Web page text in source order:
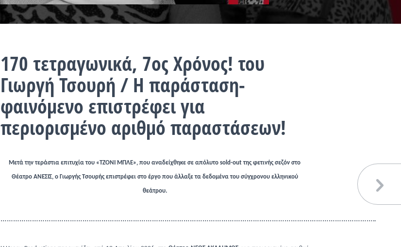
170 τετραγωνικά, 7ος Χρόνος! του
Γιωργή Τσουρή / Η παράσταση-
φαινόμενο επιστρέφει για
περιορισμένο αριθμό παραστάσεων!
Μετά την τεράστια επιτυχία του «ΤΖΟΝΙ ΜΠΛΕ», που αναδείχθηκε σε απόλυτο sold-out της φετινής σεζόν στο
Θέατρο ΑΝΕΣΙΣ, ο Γιωργής Τσουρής επιστρέφει στο έργο που άλλαξε τα δεδομένα του σύγχρονου ελληνικού
θεάτρου.
……………………………………………………………………………………………………………………………………………………………..